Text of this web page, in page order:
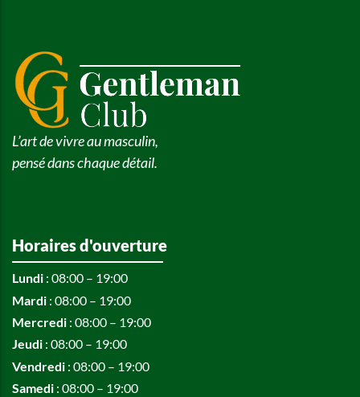
L’art de vivre au masculin,
pensé dans chaque détail.
Horaires d'ouverture
Lundi : 08:00 – 19:00
Mardi : 08:00 – 19:00
Mercredi : 08:00 – 19:00
Jeudi : 08:00 – 19:00
Vendredi : 08:00 – 19:00
Samedi : 08:00 – 19:00